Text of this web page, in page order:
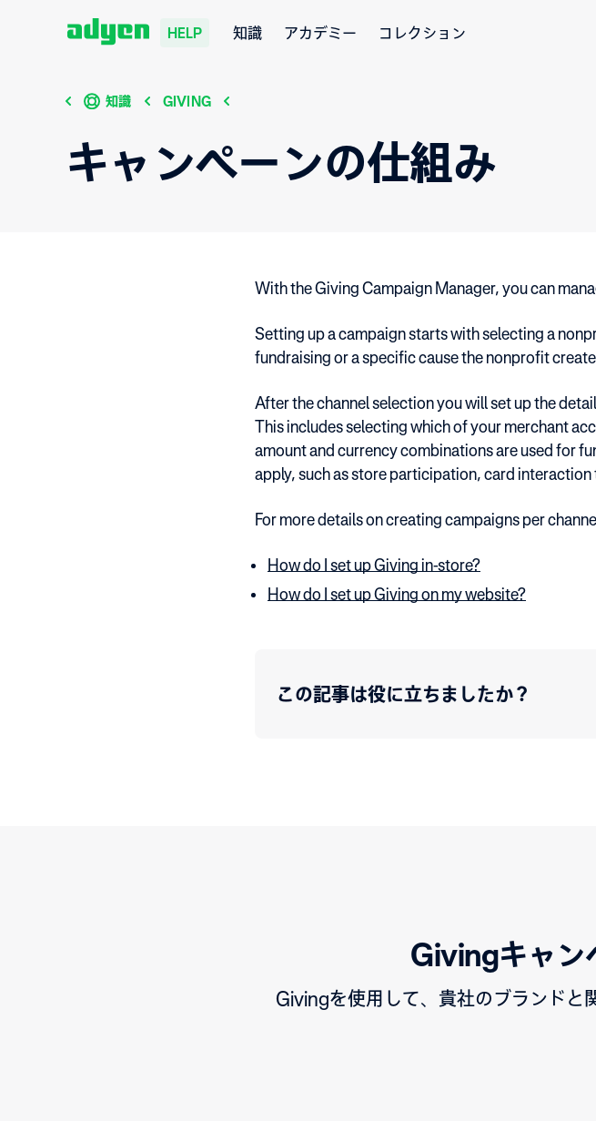
HELP 知識 アカデミー コレクション
知識 GIVING
キャンペーンの仕組み
With the Giving Campaign Manager, you can
Setting up a campaign starts with selecting a
fundraising or a specific cause the nonprofit
After the channel selection you will set up the
This includes selecting which of your merchant
amount and currency combinations are used for
apply, such as store participation, card interaction
For more details on creating campaigns per
How do I set up Giving in-store?
How do I set up Giving on my website?
この記事は役に立ちましたか？
Givingキャン
Givingを使用して、貴社のブランドと